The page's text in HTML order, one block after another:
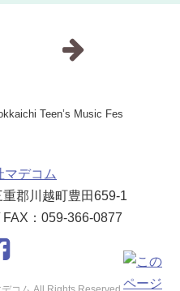
Teen’s Music Fes
郡川越町豊田659-1
：059-366-0877